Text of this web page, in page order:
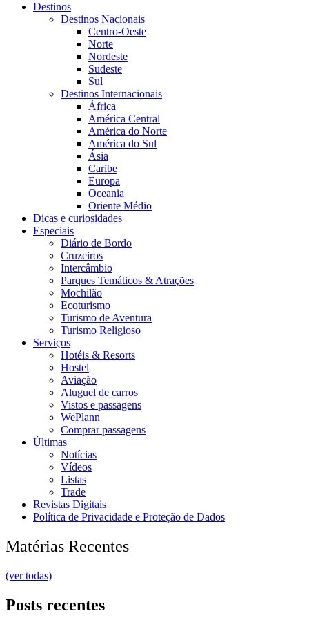
Destinos
Destinos Nacionais
Centro-Oeste
Norte
Nordeste
Sudeste
Sul
Destinos Internacionais
África
América Central
América do Norte
América do Sul
Ásia
Caribe
Europa
Oceania
Oriente Médio
Dicas e curiosidades
Especiais
Diário de Bordo
Cruzeiros
Intercâmbio
Parques Temáticos & Atrações
Mochilão
Ecoturismo
Turismo de Aventura
Turismo Religioso
Serviços
Hotéis & Resorts
Hostel
Aviação
Aluguel de carros
Vistos e passagens
WePlann
Comprar passagens
Últimas
Notícias
Vídeos
Listas
Trade
Revistas Digitais
Política de Privacidade e Proteção de Dados
Matérias Recentes
(ver todas)
Posts recentes